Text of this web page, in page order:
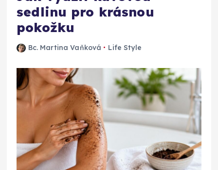
sedlinu pro krásnou
pokožku
Bc. Martina Vaňková Life Style